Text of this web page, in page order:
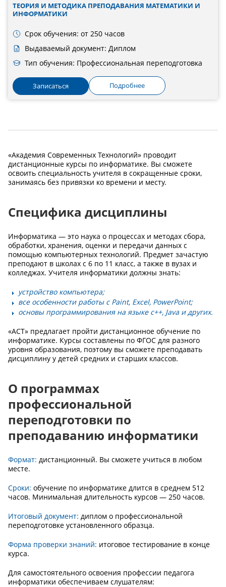
ТЕОРИЯ И МЕТОДИКА ПРЕПОДАВАНИЯ МАТЕМАТИКИ И
ИНФОРМАТИКИ
Срок обучения: от 250 часов
Выдаваемый документ: Диплом
Тип обучения: Профессиональная переподготовка
Записаться Подробнее
«Академия Современных Технологий» проводит
дистанционные курсы по информатике. Вы сможете
освоить специальность учителя в сокращенные сроки,
занимаясь без привязки ко времени и месту.
Специфика дисциплины
Информатика — это наука о процессах и методах сбора,
обработки, хранения, оценки и передачи данных с
помощью компьютерных технологий. Предмет зачастую
преподают в школах с 6 по 11 класс, а также в вузах и
колледжах. Учителя информатики должны знать:
устройство компьютера;
все особенности работы с Paint, Excel, PowerPoint;
основы программирования на языке с++, Java и других.
«АСТ» предлагает пройти дистанционное обучение по
информатике. Курсы составлены по ФГОС для разного
уровня образования, поэтому вы сможете преподавать
дисциплину у детей средних и старших классов.
О программах
профессиональной
переподготовки по
преподаванию информатики
Формат: дистанционный. Вы сможете учиться в любом
месте.
Сроки: обучение по информатике длится в среднем 512
часов. Минимальная длительность курсов — 250 часов.
Итоговый документ: диплом о профессиональной
переподготовке установленного образца.
Форма проверки знаний: итоговое тестирование в конце
курса.
Для самостоятельного освоения профессии педагога
информатики обеспечиваем слушателям: